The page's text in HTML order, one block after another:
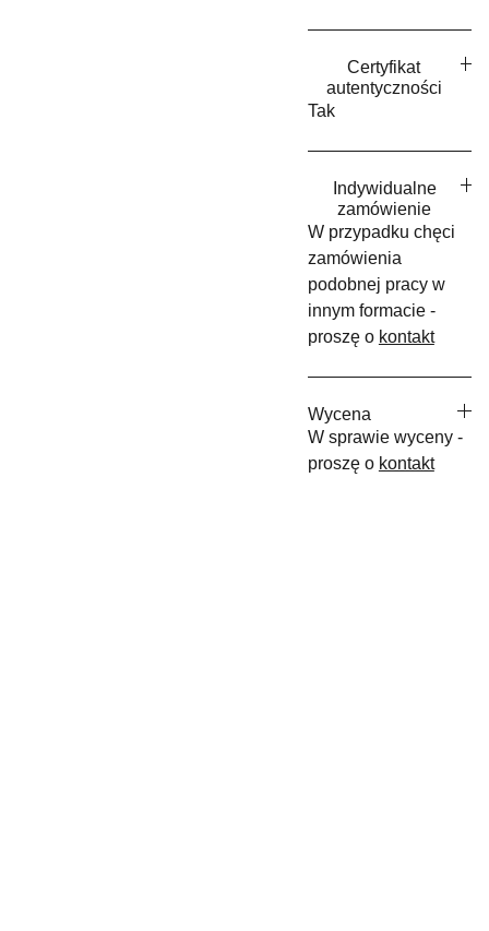
Certyfikat
autentyczności
Tak
Indywidualne
zamówienie
W przypadku chęci
zamówienia
podobnej pracy w
innym formacie -
proszę o kontakt
Wycena
W sprawie wyceny -
proszę o kontakt